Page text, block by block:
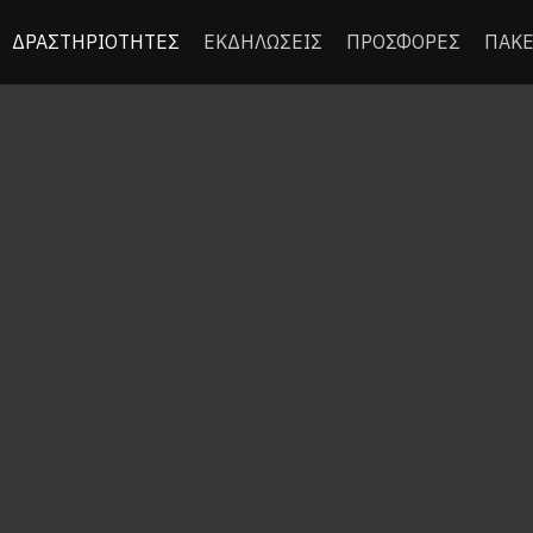
ΔΡΑΣΤΗΡΙΟΤΗΤΕΣ ΕΚΔΗΛΩΣΕΙΣ ΠΡΟΣΦΟΡΕΣ